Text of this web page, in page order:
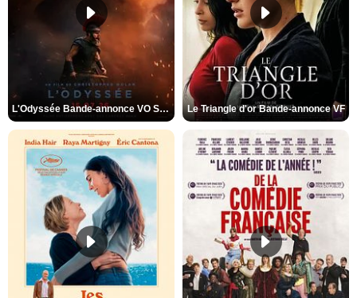
L'Odyssée Bande-annonce VO STFR Le Triangle d'or Bande-annonce VF